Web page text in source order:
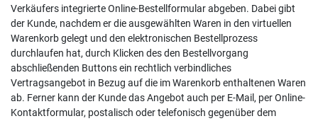
Verkäufers integrierte Online-Bestellformular abgeben. Dabei gibt
der Kunde, nachdem er die ausgewählten Waren in den virtuellen
Warenkorb gelegt und den elektronischen Bestellprozess
durchlaufen hat, durch Klicken des den Bestellvorgang
abschließenden Buttons ein rechtlich verbindliches
Vertragsangebot in Bezug auf die im Warenkorb enthaltenen Waren
ab. Ferner kann der Kunde das Angebot auch per E-Mail, per Online-
Kontaktformular, postalisch oder telefonisch gegenüber dem